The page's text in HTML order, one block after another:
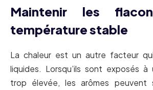
Maintenir les
température stable
La chaleur est un autre facteur
liquides. Lorsqu’ils sont exposés
trop élevée, les arômes peuvent